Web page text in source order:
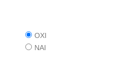
ΟΧΙ
ΝΑΙ